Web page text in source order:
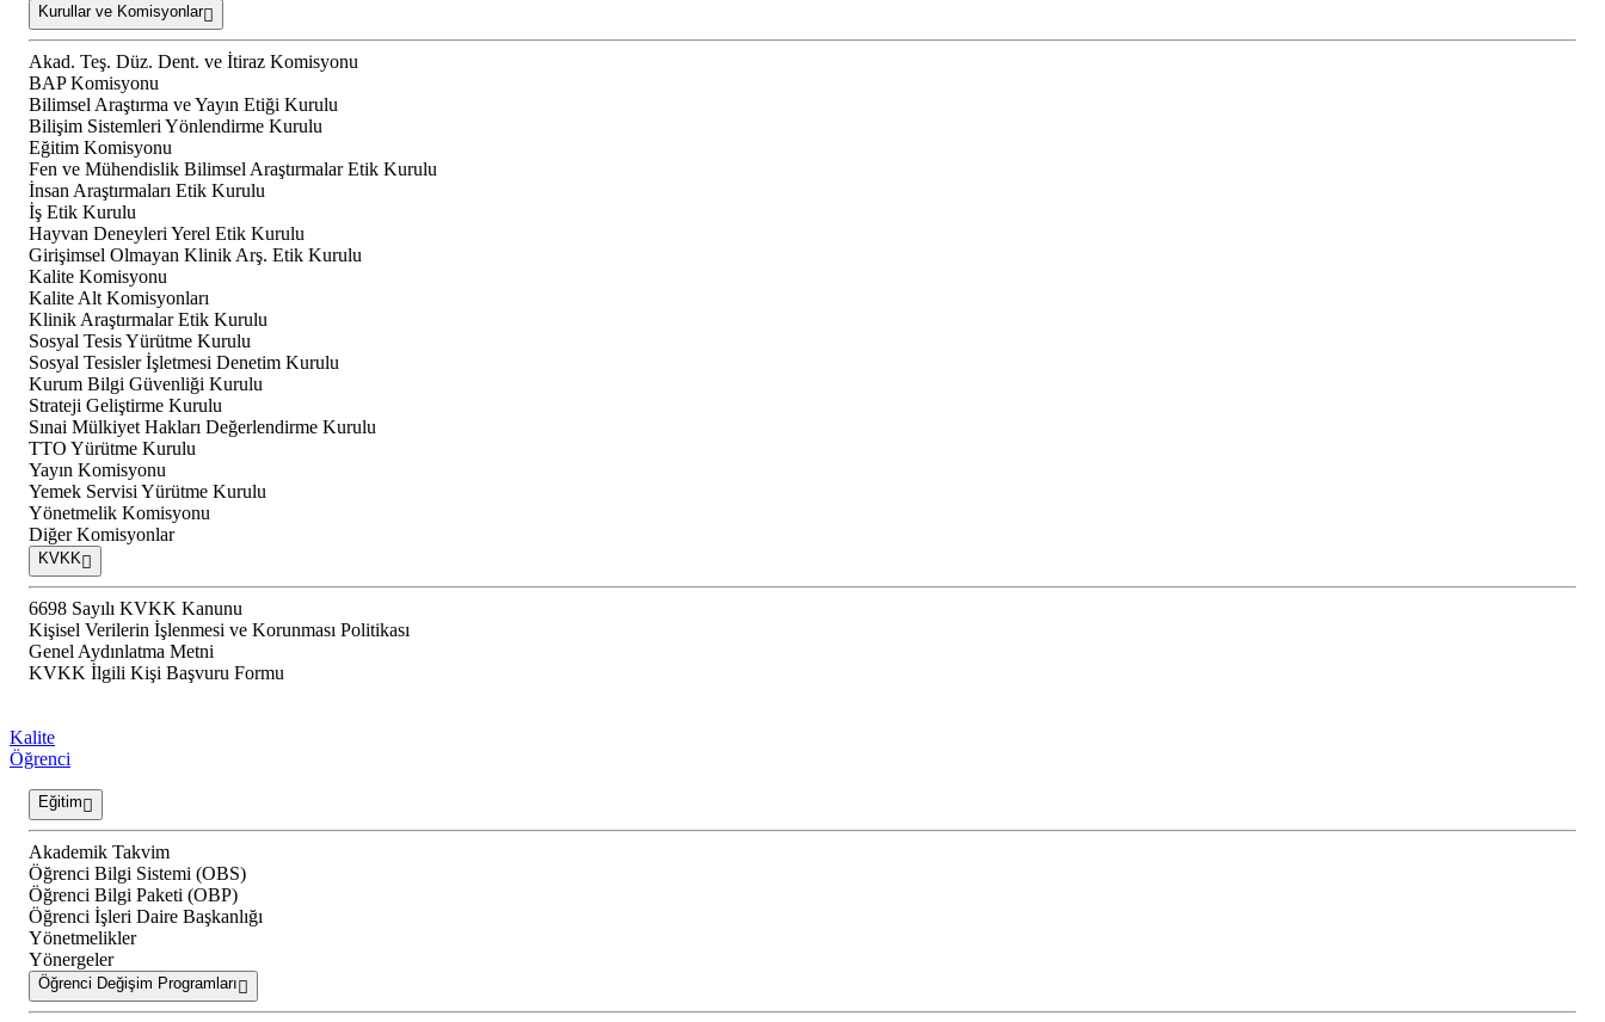
Kurullar ve Komisyonlar
Akad. Teş. Düz. Dent. ve İtiraz Komisyonu
BAP Komisyonu
Bilimsel Araştırma ve Yayın Etiği Kurulu
Bilişim Sistemleri Yönlendirme Kurulu
Eğitim Komisyonu
Fen ve Mühendislik Bilimsel Araştırmalar Etik Kurulu
İnsan Araştırmaları Etik Kurulu
İş Etik Kurulu
Hayvan Deneyleri Yerel Etik Kurulu
Girişimsel Olmayan Klinik Arş. Etik Kurulu
Kalite Komisyonu
Kalite Alt Komisyonları
Klinik Araştırmalar Etik Kurulu
Sosyal Tesis Yürütme Kurulu
Sosyal Tesisler İşletmesi Denetim Kurulu
Kurum Bilgi Güvenliği Kurulu
Strateji Geliştirme Kurulu
Sınai Mülkiyet Hakları Değerlendirme Kurulu
TTO Yürütme Kurulu
Yayın Komisyonu
Yemek Servisi Yürütme Kurulu
Yönetmelik Komisyonu
Diğer Komisyonlar
KVKK
6698 Sayılı KVKK Kanunu
Kişisel Verilerin İşlenmesi ve Korunması Politikası
Genel Aydınlatma Metni
KVKK İlgili Kişi Başvuru Formu
Kalite
Öğrenci
Eğitim
Akademik Takvim
Öğrenci Bilgi Sistemi (OBS)
Öğrenci Bilgi Paketi (OBP)
Öğrenci İşleri Daire Başkanlığı
Yönetmelikler
Yönergeler
Öğrenci Değişim Programları